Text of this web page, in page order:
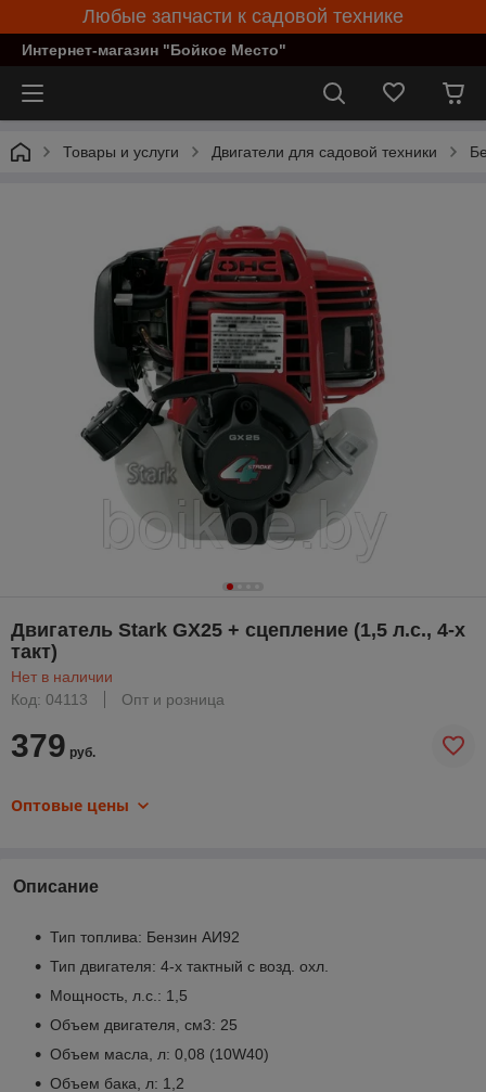
Любые запчасти к садовой технике
Интернет-магазин "Бойкое Место"
Товары и услуги Двигатели для садовой техники
Двигатель Stark GX25 + сцепление (1,5 л.с., 4-х
такт)
Нет в наличии
Код: 04113
Опт и розница
379 руб.
Оптовые цены
Описание
Тип топлива: Бензин АИ92
Тип двигателя: 4-х тактный с возд. охл.
Мощность, л.с.: 1,5
Объем двигателя, см3: 25
Объем масла, л: 0,08 (10W40)
Объем бака, л: 1,2